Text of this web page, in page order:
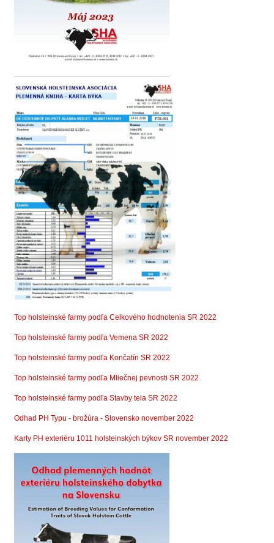
Top holsteinské farmy podľa Celkového hodnotenia SR 2022
Top holsteinské farmy podľa Vemena SR 2022
Top holsteinské farmy podľa Končatín SR 2022
Top holsteinské farmy podľa Mliečnej pevnosti SR 2022
Top holsteinské farmy podľa Stavby tela SR 2022
Odhad PH Typu - brožúra - Slovensko november 2022
Karty PH exteriéru 1011 holsteinských býkov SR november 2022